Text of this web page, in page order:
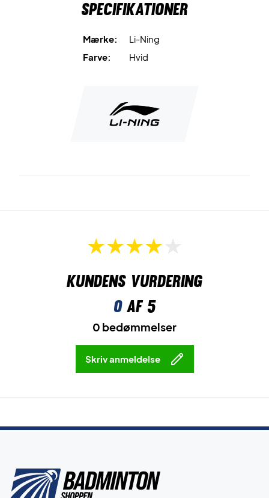
Specifikationer
Mærke:
Li-Ning
Farve:
Hvid
Kundens vurdering
0af 5
0 bedømmelser
Skriv anmeldelse